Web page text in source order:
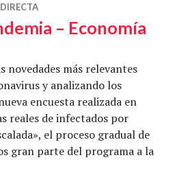
– Economía
novedades más relevantes
y analizando los
encuesta realizada en
reales de infectados por
el proceso gradual de
gran parte del programa a la
– Economía Directa